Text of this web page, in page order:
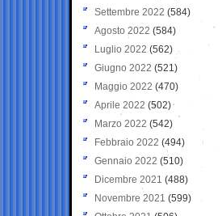
Settembre 2022 (584)
Agosto 2022 (584)
Luglio 2022 (562)
Giugno 2022 (521)
Maggio 2022 (470)
Aprile 2022 (502)
Marzo 2022 (542)
Febbraio 2022 (494)
Gennaio 2022 (510)
Dicembre 2021 (488)
Novembre 2021 (599)